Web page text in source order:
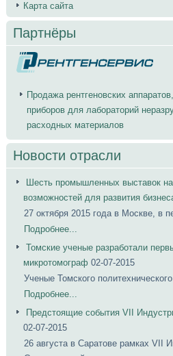
Карта сайта
Партнёры
Продажа рентгеновских
приборов для лабораторий
расходных материалов
Новости отрасли
Шесть промышленных выставок
возможностей для развития
27 октября 2015 года в Москве, в
Подробнее...
Томские ученые разработали
микротомограф02-07-2015
Ученые Томского политехнического
Подробнее...
Предстоящие события VII
02-07-2015
26 августа в Саратове рамках VII